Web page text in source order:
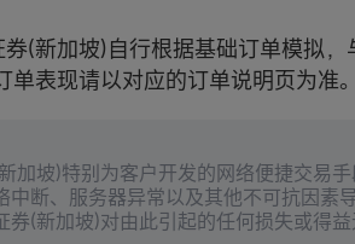
(新加坡)自行根据基础订单模拟，
表现请以对应的订单说明页为准。
加坡)特别为客户开发的网络便捷交易
中断、服务器异常以及其他不可抗因素
(新加坡)对由此引起的任何损失或得益